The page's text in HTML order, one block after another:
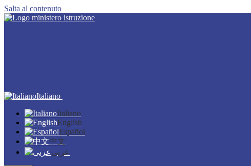
Salta al contenuto
Italiano
Italiano
English
Español
中文
عربى